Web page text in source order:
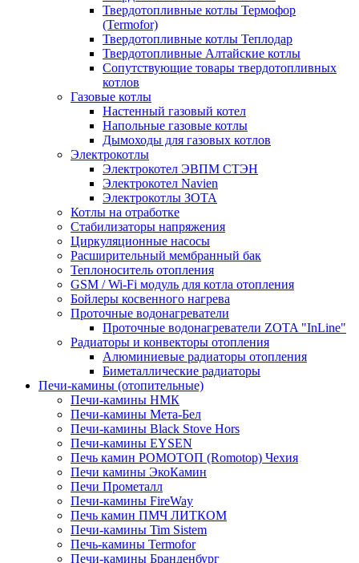
Твердотопливные котлы Термофор
(Termofor)
Твердотопливные котлы Теплодар
Твердотопливные Алтайские котлы
Сопутствующие товары твердотопливных
котлов
Газовые котлы
Настенный газовый котел
Напольные газовые котлы
Дымоходы для газовых котлов
Электрокотлы
Электрокотел ЭВПМ СТЭН
Электрокотел Navien
Электрокотлы ЗОТА
Котлы на отработке
Стабилизаторы напряжения
Циркуляционные насосы
Расширительный мембранный бак
Теплоноситель отопления
GSM / Wi-Fi модуль для котла отопления
Бойлеры косвенного нагрева
Проточные водонагреватели
Проточные водонагреватели ZOTA "InLine"
Радиаторы и конвекторы отопления
Алюминиевые радиаторы отопления
Биметаллические радиаторы
Печи-камины (отопительные)
Печи-камины НМК
Печи-камины Мета-Бел
Печи-камины Black Stove Hors
Печи-камины EYSEN
Печь камин РОМОТОП (Romotop) Чехия
Печи камины ЭкоКамин
Печи Прометалл
Печи-камины FireWay
Печь камин ПМЧ ЛИТКОМ
Печи-камины Tim Sistem
Печь-камины Termofor
Печи-камины Бранденбург